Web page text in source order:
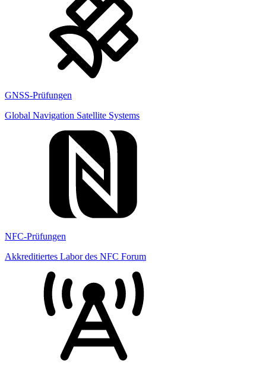
GNSS-Prüfungen
Global Navigation Satellite Systems
NFC-Prüfungen
Akkreditiertes Labor des NFC Forum